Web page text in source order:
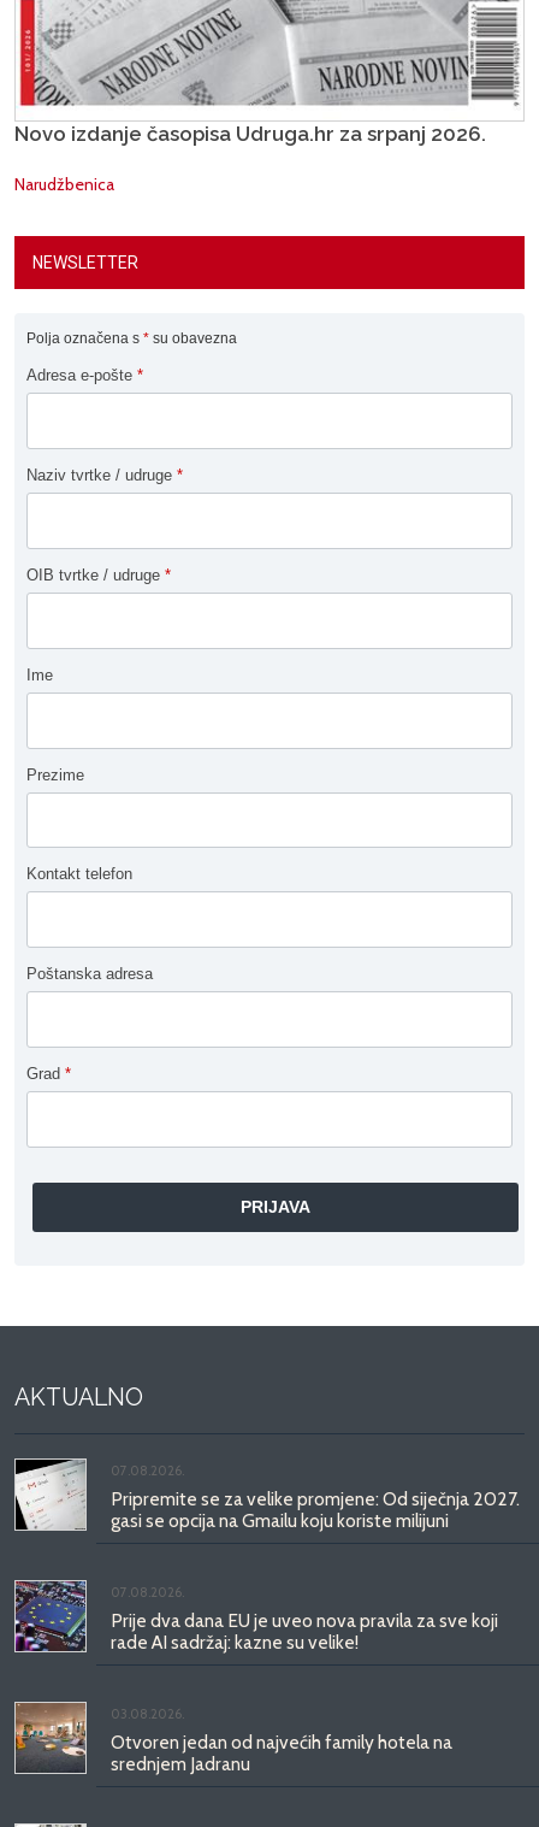
Novo izdanje časopisa Udruga.hr za srpanj 2026.
Narudžbenica
NEWSLETTER
Polja označena s * su obavezna
Adresa e-pošte *
Naziv tvrtke / udruge *
OIB tvrtke / udruge *
Ime
Prezime
Kontakt telefon
Poštanska adresa
Grad *
AKTUALNO
07.08.2026.
Pripremite se za velike promjene: Od siječnja 2027.
gasi se opcija na Gmailu koju koriste milijuni
07.08.2026.
Prije dva dana EU je uveo nova pravila za sve koji
rade AI sadržaj: kazne su velike!
03.08.2026.
Otvoren jedan od najvećih family hotela na
srednjem Jadranu